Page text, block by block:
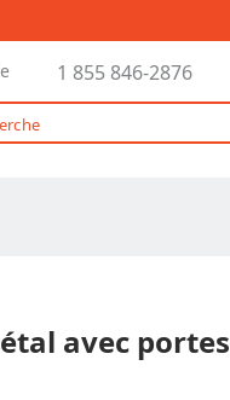
1 855 846-2876
avec portes